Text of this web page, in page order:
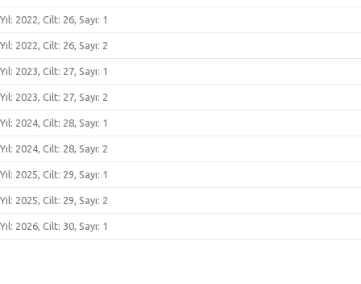
Yıl: 2022, Cilt: 26, Sayı: 1
Yıl: 2022, Cilt: 26, Sayı: 2
Yıl: 2023, Cilt: 27, Sayı: 1
Yıl: 2023, Cilt: 27, Sayı: 2
Yıl: 2024, Cilt: 28, Sayı: 1
Yıl: 2024, Cilt: 28, Sayı: 2
Yıl: 2025, Cilt: 29, Sayı: 1
Yıl: 2025, Cilt: 29, Sayı: 2
Yıl: 2026, Cilt: 30, Sayı: 1